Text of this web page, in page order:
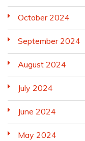
October 2024
September 2024
August 2024
July 2024
June 2024
May 2024